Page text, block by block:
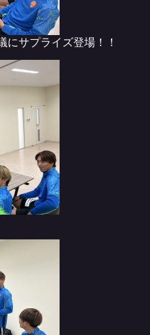
にサプライズ登場！！